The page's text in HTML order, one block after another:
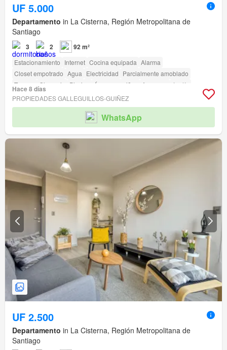
UF 5.000
Departamento in La Cisterna, Región Metropolitana de
Santiago
3 2 92 m²
Estacionamiento Internet Cocina equipada Alarma
Closet empotrado Agua Electricidad Parcialmente amoblado
Terraza
Gimnasio Piscina Área para niños Ascensor
Jardín
Conserje Parilla
Caseta de vigilancia
Acceso para personas con discapacidad
Hace 8 días
PROPIEDADES GALLEGUILLOS-GUIÑEZ
WhatsApp
UF 2.500
Departamento in La Cisterna, Región Metropolitana de
Santiago